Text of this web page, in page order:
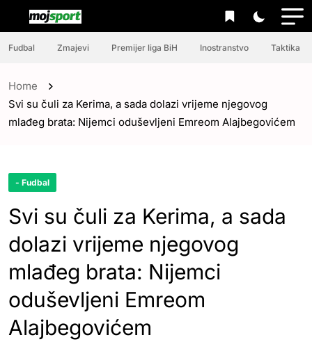
Fudbal Zmajevi Premijer liga BiH Inostranstvo Taktika
Home
Svi su čuli za Kerima, a sada dolazi vrijeme njegovog
mlađeg brata: Nijemci oduševljeni Emreom Alajbegovićem
- Fudbal
Svi su čuli za Kerima, a sada
dolazi vrijeme njegovog
mlađeg brata: Nijemci
oduševljeni Emreom
Alajbegovićem